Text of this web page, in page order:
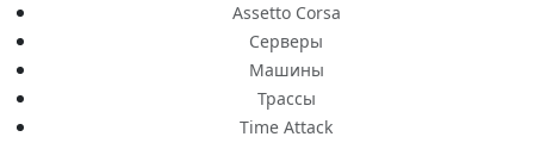
Assetto Corsa
Серверы
Машины
Трассы
Time Attack